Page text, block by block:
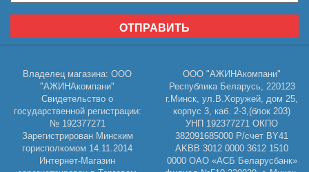
ОТПРАВИТЬ
Владелец магазина: ООО
"АЖИНАкомпани"
Свидетельство о
государственной регистрации:
№ 192377271
Зарегистрирован Минским
горисполкомом 14.11.2014
Интернет-Магазин
ООО "АЖИНАкомпани"
Республика Беларусь, 220123
г.Минск, ул.В.Хоружей, дом 25,
корпус 3, каб. 2-3,(блок 203)
УНП 192377271 ОКПО
382091685000 Р/счет BY41
AKBB 3012 0000 3612 1510
0000 ОАО «АСБ Беларусбанк»